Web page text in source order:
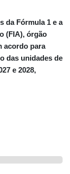
da Fórmula 1 e a
(FIA), órgão
acordo para
das unidades de
e 2028,